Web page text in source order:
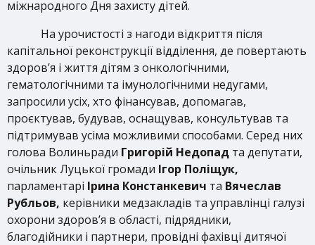
міжнародного Дня захисту дітей.
На урочистості з нагоди відкриття після
капітальної реконструкції відділення, де повертають
здоров’я і життя дітям з онкологічними,
гематологічними та імунологічними недугами,
запросили усіх, хто фінансував, допомагав,
проєктував, будував, оснащував, консультував та
підтримував усіма можливими способами. Серед них
голова Волиньради Григорій Недопад та депутати,
очільник Луцької громади Ігор Поліщук,
парламентарі Ірина Констанкевич та Вячеслав
Рубльов, керівники медзакладів та управлінці галузі
охорони здоров’я в області, підрядники,
благодійники і партнери, провідні фахівці дитячої